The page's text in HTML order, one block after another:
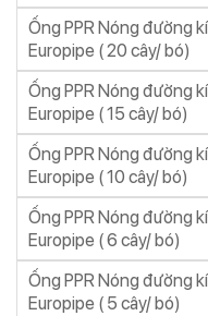
Ống PPR Nóng đường
Europipe ( 20 cây/ bó)
Ống PPR Nóng đường
Europipe ( 15 cây/ bó)
Ống PPR Nóng đường
Europipe ( 10 cây/ bó)
Ống PPR Nóng đường
Europipe ( 6 cây/ bó)
Ống PPR Nóng đường
Europipe ( 5 cây/ bó)